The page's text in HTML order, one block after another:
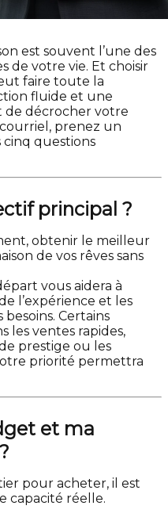
est souvent l’une des
de votre vie. Et choisir
faire toute la
fluide et une
de décrocher votre
prenez un
questions
principal ?
obtenir le meilleur
de vos rêves sans
vous aidera à
l’expérience et les
Certains
les ventes rapides,
prestige ou les
priorité permettra
et ma
pour acheter, il est
capacité réelle.